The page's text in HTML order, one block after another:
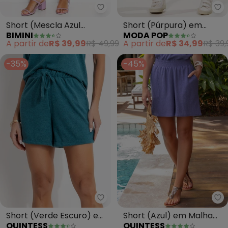
Bimini - Short (Mescla Azul
Short (Mescla Azul
Marinho) em Malha
Listrada
BIMINI
A partir deR$ 39,99R$ 49,99
Short (Púrpura) em
Malha
MODA POP
A partir deR$ 34,99R$
-35%
Quintess - Short (Verde
Short (Verde Escuro) em
-45%
Short (Azul) em Malha